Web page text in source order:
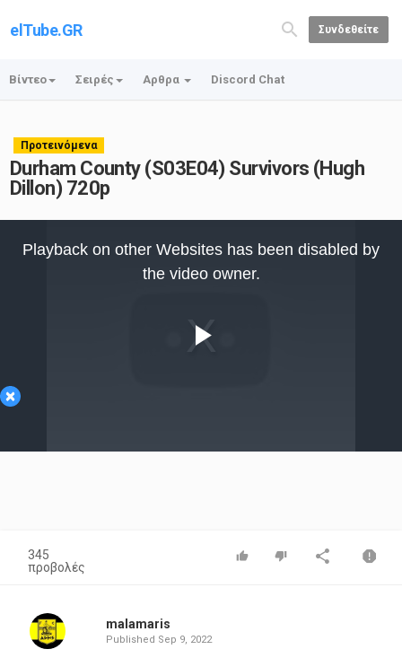
elTube.GR Συνδεθείτε
Βίντεο Σειρές Αρθρα Discord Chat
Προτεινόμενα
Durham County (S03E04) Survivors (Hugh
Dillon) 720p
×
Video
Playback on other Websites has been disabled by
the video owner.
345
προβολές
malamaris
Published Sep 9, 2022